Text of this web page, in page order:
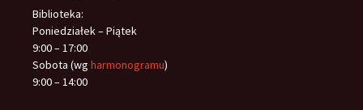
Biblioteka:
Poniedziałek – Piątek
9:00 – 17:00
Sobota (wg harmonogramu)
9:00 – 14:00